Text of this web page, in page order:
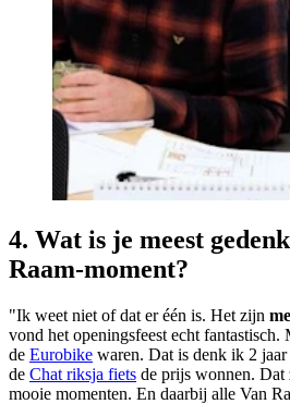
4. Wat is je meest
Raam-moment?
"Ik weet niet of dat er één is. Het zijn
vond het openingsfeest echt fantastisch.
de Eurobike waren. Dat is denk ik 2
de Chat riksja fiets de prijs wonnen.
mooie momenten. En daarbij alle Van